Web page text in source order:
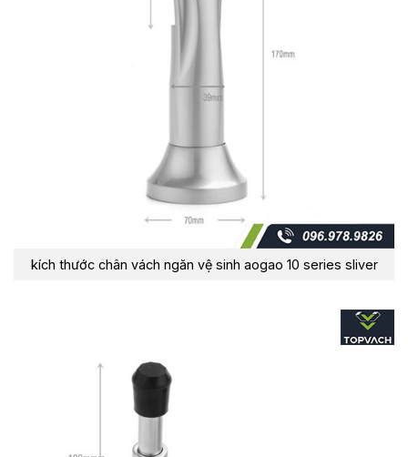
kích thước chân vách ngăn vệ sinh aogao 10 series sliver